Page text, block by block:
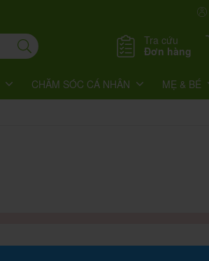
Tra cứu
Đơn hàng
CHĂM SÓC CÁ NHÂN
MẸ & BÉ